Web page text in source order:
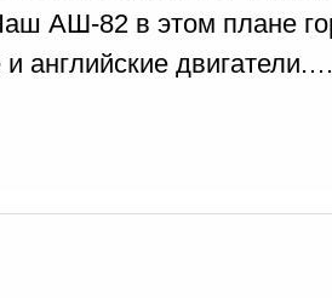
АШ-82 в этом плане
английские двигатели.